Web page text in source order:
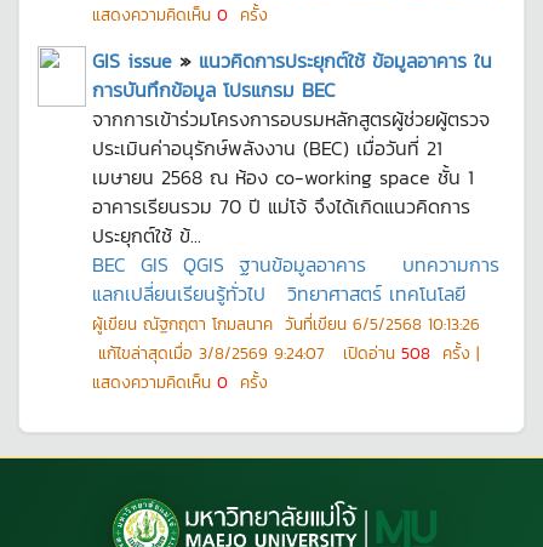
แสดงความคิดเห็น 0 ครั้ง
GIS issue » แนวคิดการประยุกต์ใช้ ข้อมูลอาคาร ใน
การบันทึกข้อมูล โปรแกรม BEC
จากการเข้าร่วมโครงการอบรมหลักสูตรผู้ช่วยผู้ตรวจ
ประเมินค่าอนุรักษ์พลังงาน (BEC) เมื่อวันที่ 21
เมษายน 2568 ณ ห้อง co-working space ชั้น 1
อาคารเรียนรวม 70 ปี แม่โจ้ จึงได้เกิดแนวคิดการ
ประยุกต์ใช้ ข้...
BEC GIS QGIS ฐานข้อมูลอาคาร
บทความการ
แลกเปลี่ยนเรียนรู้ทั่วไป
วิทยาศาสตร์ เทคโนโลยี
ผู้เขียน ณัฐกฤตา โกมลนาค วันที่เขียน 6/5/2568 10:13:26
แก้ไขล่าสุดเมื่อ 3/8/2569 9:24:07 เปิดอ่าน 508 ครั้ง |
แสดงความคิดเห็น 0 ครั้ง